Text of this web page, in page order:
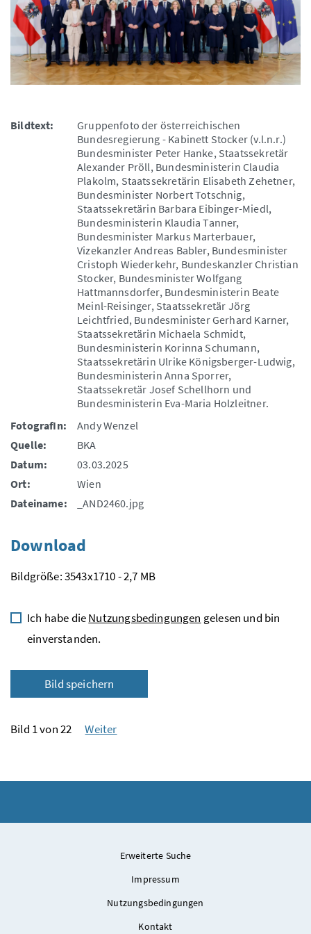
Bildtext:
Gruppenfoto der österreichischen
Bundesregierung - Kabinett Stocker (v.l.n.r.)
Bundesminister Peter Hanke, Staatssekretär
Alexander Pröll, Bundesministerin Claudia
Plakolm, Staatssekretärin Elisabeth Zehetner,
Bundesminister Norbert Totschnig,
Staatssekretärin Barbara Eibinger-Miedl,
Bundesministerin Klaudia Tanner,
Bundesminister Markus Marterbauer,
Vizekanzler Andreas Babler, Bundesminister
Cristoph Wiederkehr, Bundeskanzler Christian
Stocker, Bundesminister Wolfgang
Hattmannsdorfer, Bundesministerin Beate
Meinl-Reisinger, Staatssekretär Jörg
Leichtfried, Bundesminister Gerhard Karner,
Staatssekretärin Michaela Schmidt,
Bundesministerin Korinna Schumann,
Staatssekretärin Ulrike Königsberger-Ludwig,
Bundesministerin Anna Sporrer,
Staatssekretär Josef Schellhorn und
Bundesministerin Eva-Maria Holzleitner.
FotografIn:
Andy Wenzel
Quelle:
BKA
Datum:
03.03.2025
Ort:
Wien
Dateiname:
_AND2460.jpg
Download
Bildgröße: 3543x1710 - 2,7 MB
Ich habe dieNutzungsbedingungen gelesen und bin
einverstanden.
Bild speichern
Bild 1 von 22 Weiter
Erweiterte Suche
Impressum
Nutzungsbedingungen
Kontakt